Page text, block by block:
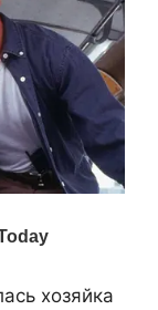
хозяйка